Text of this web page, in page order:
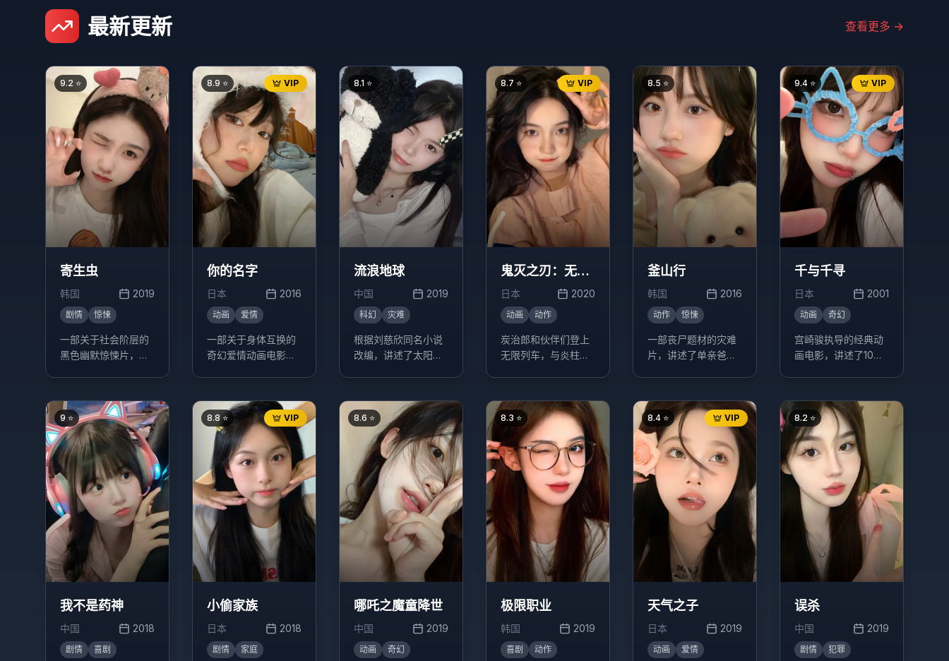
最新更新 查看更多 →
9.2 ⭐
寄生虫
韩国 2019
剧情 惊悚
一部关于社会阶层的
黑色幽默惊悚片，讲
家庭工作，最终引发
一系列意想不到的事
件。
VIP
8.9 ⭐
你的名字
日本 2016
动画 爱情
一部关于身体互换的
奇幻爱情动画电影，
乡下的少女宫水三
叶，在梦中互换身体
的奇妙经历。
8.1 ⭐
流浪地球
中国 2019
科幻 灾难
根据刘慈欣同名小说
改编，讲述了太阳即
进器，寻找新家园的
故事。
VIP
8.7 ⭐
鬼灭之刃：无限
列车篇
日本 2020
动画 动作
炭治郎和伙伴们登上
无限列车，与炎柱煉
威胁。
8.5 ⭐
釜山行
韩国 2016
动作 惊悚
一部丧尸题材的灾难
片，讲述了单亲爸爸
时，列车上发生丧尸
病毒爆发的故事。
VIP
9.4 ⭐
千与千寻
日本 2001
动画 奇幻
宫崎骏执导的经典动
画电影，讲述了10岁
救爸爸妈妈，经历了
很多磨难的故事。
9 ⭐
我不是药神
中国 2018
剧情 喜剧
VIP
8.8 ⭐
小偷家族
日本 2018
剧情 家庭
8.6 ⭐
哪吒之魔童降世
中国 2019
动画 奇幻
8.3 ⭐
极限职业
韩国 2019
喜剧 动作
VIP
8.4 ⭐
天气之子
日本 2019
动画 爱情
8.2 ⭐
误杀
中国 2019
剧情 犯罪